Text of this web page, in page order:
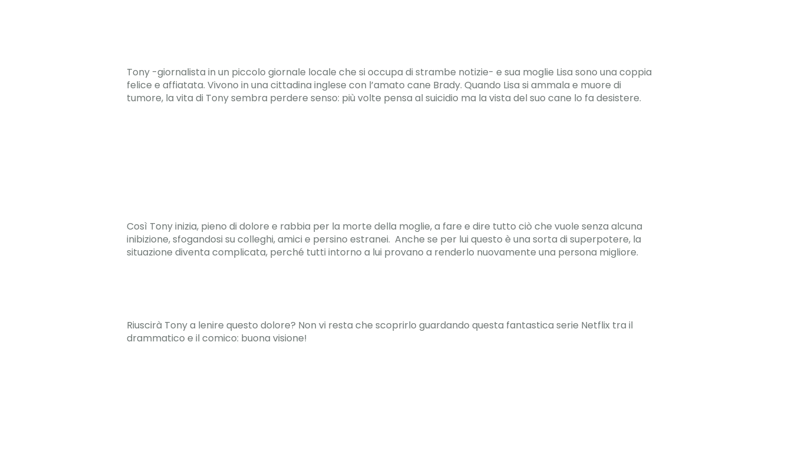
Tony -giornalista in un piccolo giornale locale che si occupa di strambe notizie- e sua moglie Lisa sono una coppia
felice e affiatata. Vivono in una cittadina inglese con l’amato cane Brady. Quando Lisa si ammala e muore di
tumore, la vita di Tony sembra perdere senso: più volte pensa al suicidio ma la vista del suo cane lo fa desistere.
Così Tony inizia, pieno di dolore e rabbia per la morte della moglie, a fare e dire tutto ciò che vuole senza alcuna
inibizione, sfogandosi su colleghi, amici e persino estranei. Anche se per lui questo è una sorta di superpotere, la
situazione diventa complicata, perché tutti intorno a lui provano a renderlo nuovamente una persona migliore.
Riuscirà Tony a lenire questo dolore? Non vi resta che scoprirlo guardando questa fantastica serie Netflix tra il
drammatico e il comico: buona visione!